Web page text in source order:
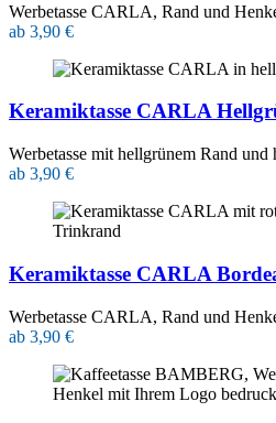
Werbetasse CARLA, Rand und
ab 3,90 €
Keramiktasse CARLA
Werbetasse mit hellgrünem Rand
ab 3,90 €
Keramiktasse CARLA
Werbetasse CARLA, Rand und
ab 3,90 €